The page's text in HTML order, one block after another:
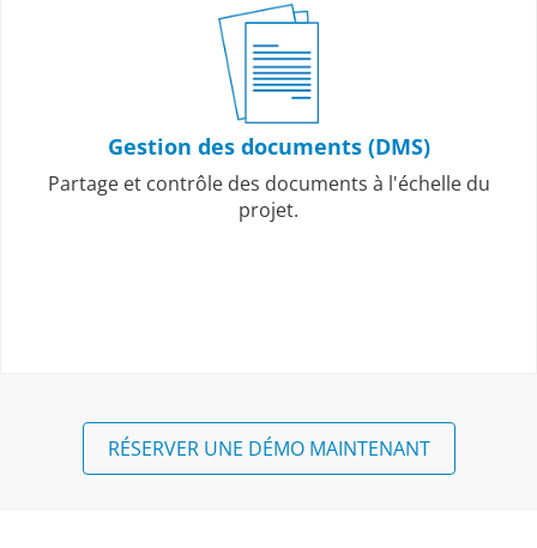
Gestion des documents (DMS)
Partage et contrôle des documents à l'échelle du
projet.
RÉSERVER UNE DÉMO MAINTENANT